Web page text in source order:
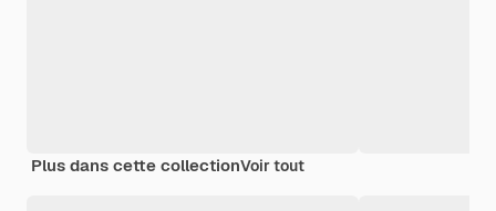
Plus dans cette collectionVoir tout